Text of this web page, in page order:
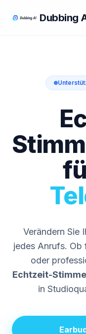
Dubbing
Verändern Sie
jedes Anrufs. Ob
oder
Echtzeit-
in